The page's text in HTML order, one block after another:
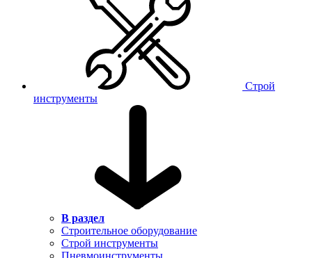
Строй
инструменты
В раздел
Строительное оборудование
Строй инструменты
Пневмоинструменты